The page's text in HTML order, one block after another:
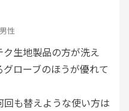
男性
生地製品の方が洗え
ローブのほうが優れて
も替えような使い方は